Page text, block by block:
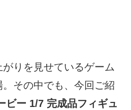
りを見せているゲーム
その中でも、今回ご紹
ビー 1/7 完成品フィギュ